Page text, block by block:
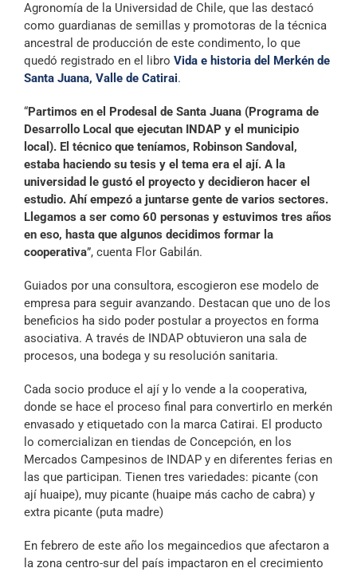
Agronomía de la Universidad de Chile, que las destacó
como guardianas de semillas y promotoras de la técnica
ancestral de producción de este condimento, lo que
quedó registrado en el libro Vida e historia del Merkén de
Santa Juana, Valle de Catirai.
“Partimos en el Prodesal de Santa Juana (Programa de
Desarrollo Local que ejecutan INDAP y el municipio
local). El técnico que teníamos, Robinson Sandoval,
estaba haciendo su tesis y el tema era el ají. A la
universidad le gustó el proyecto y decidieron hacer el
estudio. Ahí empezó a juntarse gente de varios sectores.
Llegamos a ser como 60 personas y estuvimos tres años
en eso, hasta que algunos decidimos formar la
cooperativa”, cuenta Flor Gabilán.
Guiados por una consultora, escogieron ese modelo de
empresa para seguir avanzando. Destacan que uno de los
beneficios ha sido poder postular a proyectos en forma
asociativa. A través de INDAP obtuvieron una sala de
procesos, una bodega y su resolución sanitaria.
Cada socio produce el ají y lo vende a la cooperativa,
donde se hace el proceso final para convertirlo en merkén
envasado y etiquetado con la marca Catirai. El producto
lo comercializan en tiendas de Concepción, en los
Mercados Campesinos de INDAP y en diferentes ferias en
las que participan. Tienen tres variedades: picante (con
ají huaipe), muy picante (huaipe más cacho de cabra) y
extra picante (puta madre)
En febrero de este año los megaincedios que afectaron a
la zona centro-sur del país impactaron en el crecimiento